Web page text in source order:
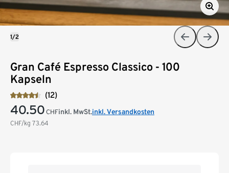
Gran Café Espresso Classico - 100
Kapseln
(12)
40.50 CHF
CHF/kg 73.64
inkl. MwSt.inkl. Versandkosten
1/2